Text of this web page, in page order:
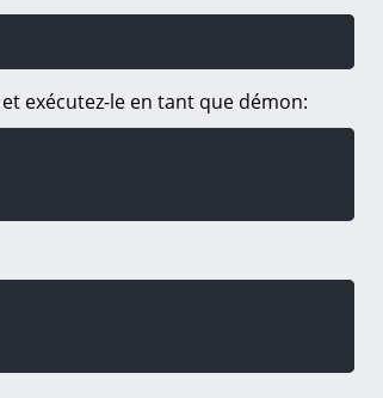
exécutez-le en tant que démon: